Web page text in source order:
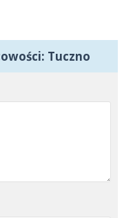
Tuczno